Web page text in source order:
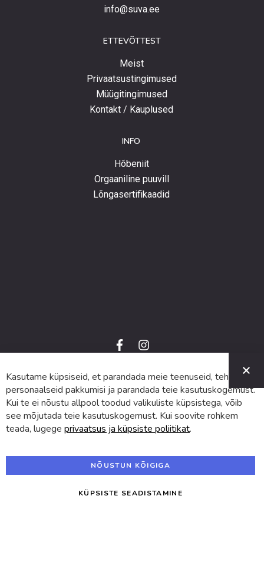
info@suva.ee
ETTEVÕTTEST
Meist
Privaatsustingimused
Müügitingimused
Kontakt / Kauplused
INFO
Hõbeniit
Orgaaniline puuvill
Lõngasertifikaadid
f
a
e
b
o
o
k
i
n
t
a
g
r
a
m
© 2024 SUVA. Kõik õigused kaitstud.
Kasutame küpsiseid, et parandada meie teenuseid, teha
personaalseid pakkumisi ja parandada teie kasutuskogemust.
Kui te ei nõustu allpool toodud valikuliste küpsistega, võib
see mõjutada teie kasutuskogemust. Kui soovite rohkem
teada, lugege privaatsus ja küpsiste poliitikat.
NÕUSTUN KÕIGIGA
KÜPSISTE SEADISTAMINE